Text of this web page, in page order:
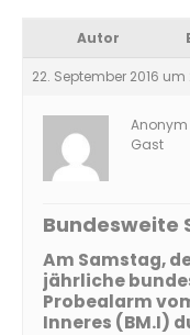
Autor
22. September 2016 um
Anonym
Gast
Bundesweite
Am Samstag,
jährliche
Probealarm
Inneres (BM.I)